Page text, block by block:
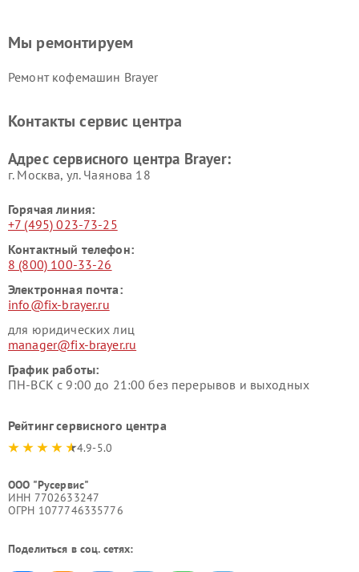
Мы ремонтируем
Ремонт кофемашин Brayer
Контакты сервис центра
Адрес сервисного центра Brayer:
г. Москва, ул. Чаянова 18
Горячая линия:
+7 (495) 023-73-25
Контактный телефон:
8 (800) 100-33-26
Электронная почта:
info@fix-brayer.ru
для юридических лиц
manager@fix-brayer.ru
График работы:
ПН-ВСК с 9:00 до 21:00 без перерывов и выходных
Рейтинг сервисного центра
4.9-5.0
ООО "Русервис"
ИНН 7702633247
ОГРН 1077746335776
Поделиться в соц. сетях: